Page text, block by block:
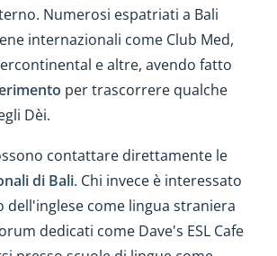
Numerosi espatriati a Bali
internazionali come Club Med,
e altre, avendo fatto
per trascorrere qualche
Dèi.
contattare direttamente le
di Bali. Chi invece è interessato
dell'inglese come lingua straniera
dedicati come Dave's ESL Cafe